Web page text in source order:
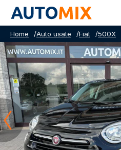
Home /Auto usate /Fiat /500X